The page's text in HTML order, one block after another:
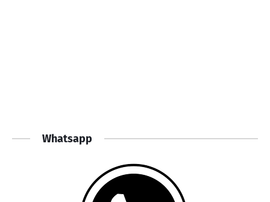
Whatsapp